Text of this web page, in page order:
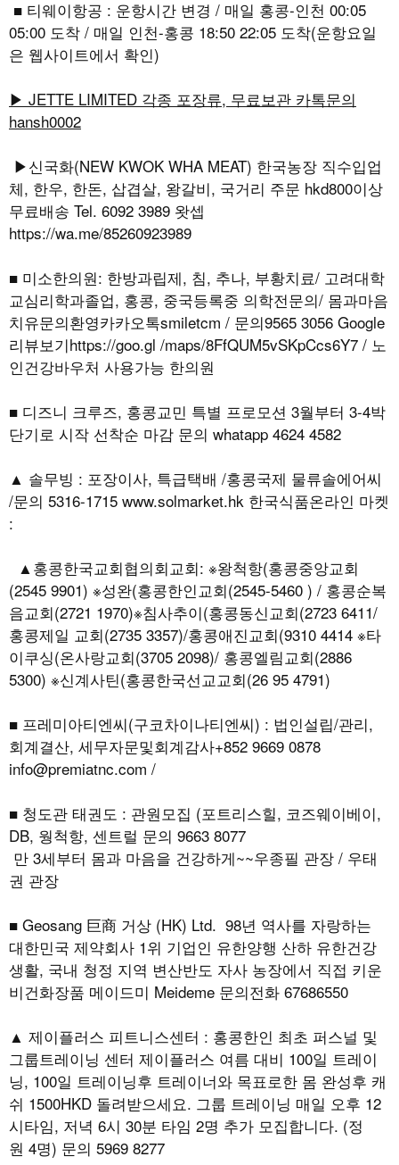
■ 티웨이항공 : 운항시간 변경 / 매일 홍콩-인천 00:05
05:00 도착 / 매일 인천-홍콩 18:50 22:05 도착(운항요일
은 웹사이트에서 확인)
▶ JETTE LIMITED 각종 포장류, 무료보관 카톡문의
hansh0002
▶신국화(NEW KWOK WHA MEAT) 한국농장 직수입업
체, 한우, 한돈, 삽겹살, 왕갈비, 국거리 주문 hkd800이상
무료배송 Tel. 6092 3989 왓셉
https://wa.me/85260923989
■ 미소한의원: 한방과립제, 침, 추나, 부황치료/ 고려대학
교심리학과졸업, 홍콩, 중국등록중 의학전문의/ 몸과마음
치유문의환영카카오톡smiletcm / 문의9565 3056 Google
리뷰보기https://goo.gl /maps/8FfQUM5vSKpCcs6Y7 / 노
인건강바우처 사용가능 한의원
■ 디즈니 크루즈, 홍콩교민 특별 프로모션 3월부터 3-4박
단기로 시작 선착순 마감 문의 whatapp 4624 4582
▲ 솔무빙 : 포장이사, 특급택배 /홍콩국제 물류솔에어씨
/문의 5316-1715 www.solmarket.hk 한국식품온라인 마켓
:
▲홍콩한국교회협의회교회: ※왕척항(홍콩중앙교회
(2545 9901) ※성완(홍콩한인교회(2545-5460 ) / 홍콩순복
음교회(2721 1970)※침사추이(홍콩동신교회(2723 6411/
홍콩제일 교회(2735 3357)/홍콩애진교회(9310 4414 ※타
이쿠싱(온사랑교회(3705 2098)/ 홍콩엘림교회(2886
5300) ※신계사틴(홍콩한국선교교회(26 95 4791)
■ 프레미아티엔씨(구코차이나티엔씨) : 법인설립/관리,
회계결산, 세무자문및회계감사+852 9669 0878
info@premiatnc.com /
■ 청도관 태권도 : 관원모집 (포트리스힐, 코즈웨이베이,
DB, 웡척항, 센트럴 문의 9663 8077
만 3세부터 몸과 마음을 건강하게~~우종필 관장 / 우태
권 관장
■ Geosang 巨商 거상 (HK) Ltd. 98년 역사를 자랑하는
대한민국 제약회사 1위 기업인 유한양행 산하 유한건강
생활, 국내 청정 지역 변산반도 자사 농장에서 직접 키운
비건화장품 메이드미 Meideme 문의전화 67686550
▲ 제이플러스 피트니스센터 : 홍콩한인 최초 퍼스널 및
그룹트레이닝 센터 제이플러스 여름 대비 100일 트레이
닝, 100일 트레이닝후 트레이너와 목표로한 몸 완성후 캐
쉬 1500HKD 돌려받으세요. 그룹 트레이닝 매일 오후 12
시타임, 저녁 6시 30분 타임 2명 추가 모집합니다. (정
원 4명) 문의 5969 8277